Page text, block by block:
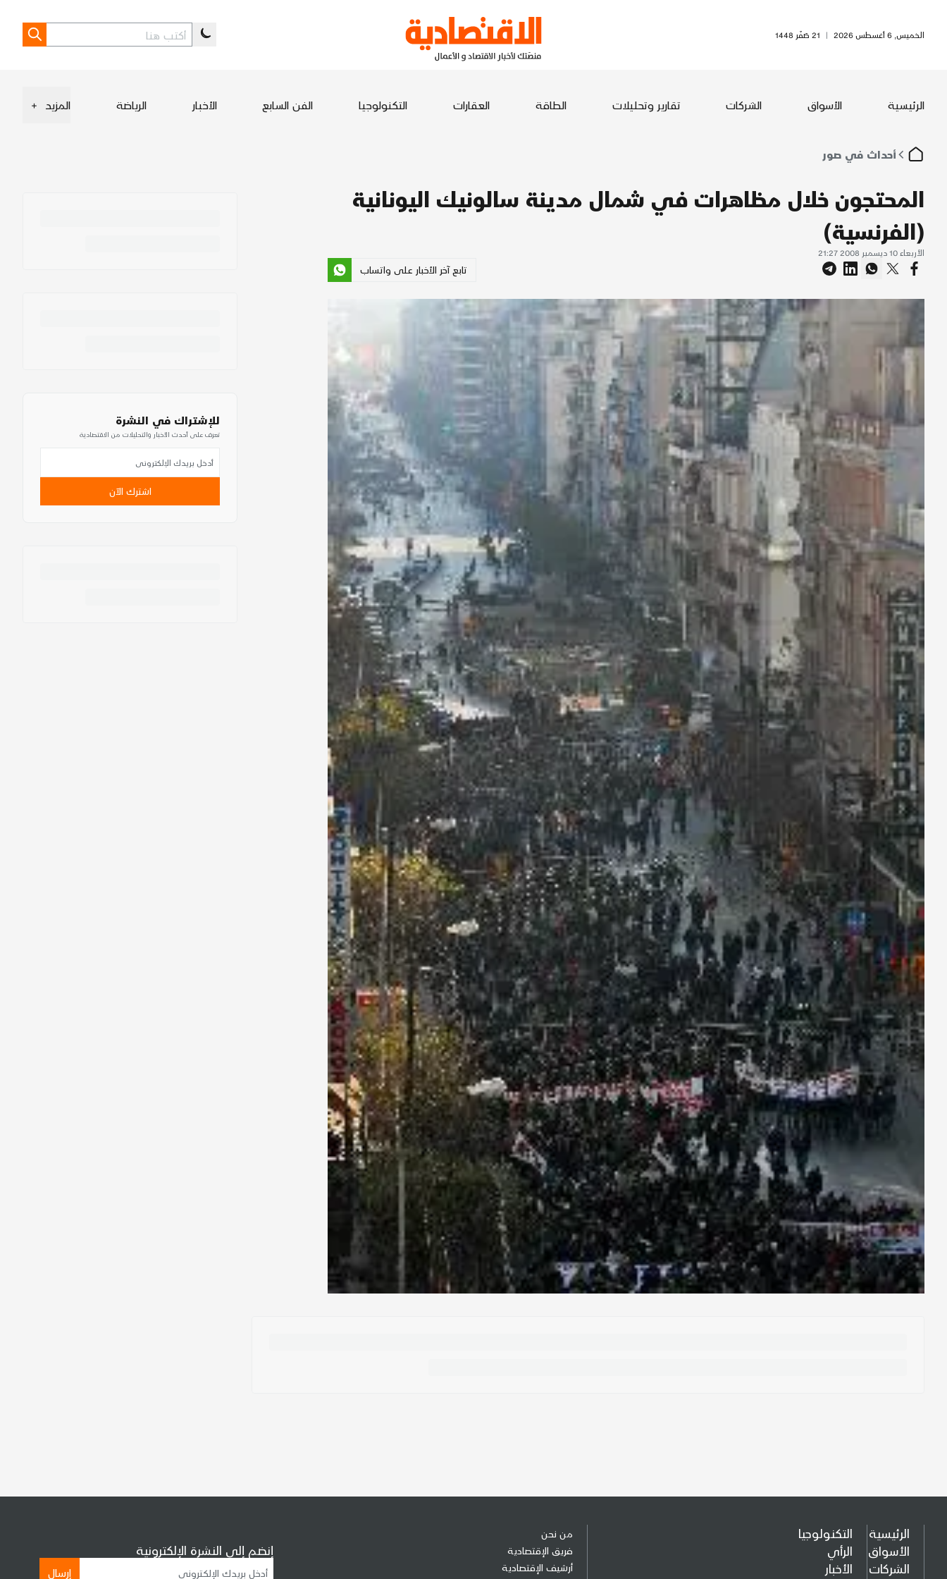
الخميس, 6 أغسطس 2026 | 21 صَفَر 1448
الرئيسية الأسواق الشركات تقارير وتحليلات الطاقة العقارات التكنولوجيا الفن السابع الأخبار الرياضة المزيد +
أحداث في صور
المحتجون خلال مظاهرات في شمال مدينة سالونيك اليونانية
(الفرنسية)
الأربعاء 10 ديسمبر 2008 21:27
تابع آخر الأخبار على واتساب
للإشتراك في النشرة
تعرف على أحدث الأخبار والتحليلات من الاقتصادية
اشترك الآن
الرئيسية
الأسواق
الشركات
التكنولوجيا
الرأي
الأخبار
من نحن
فريق الإقتصادية
أرشيف الإقتصادية
إنضم إلى النشرة الإلكترونية
إرسال